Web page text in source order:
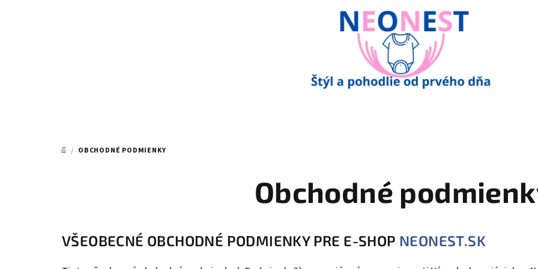
DOMOV
/ OBCHODNÉ PODMIENKY
Obchodné
VŠEOBECNÉ OBCHODNÉ PODMIENKY PRE E-SHOP NEONEST.SK